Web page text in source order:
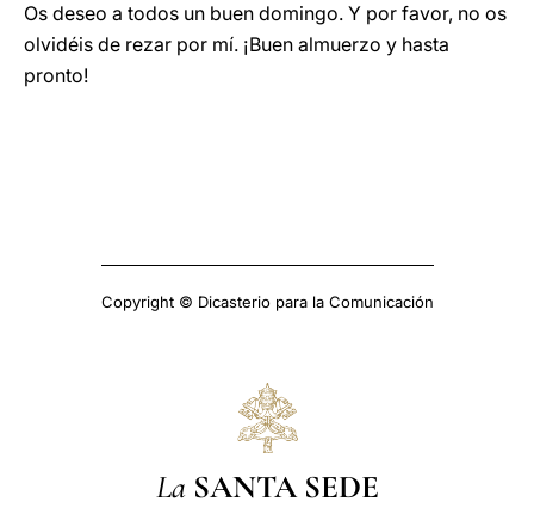
Os deseo a todos un buen domingo. Y por favor, no os
olvidéis de rezar por mí. ¡Buen almuerzo y hasta
pronto!
Copyright © Dicasterio para la Comunicación
La SANTA SEDE